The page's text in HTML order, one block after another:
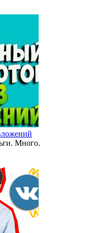
Много.